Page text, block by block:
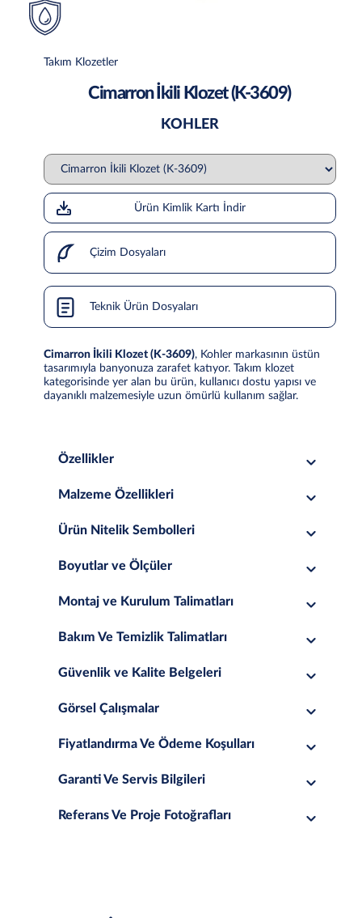
Takım Klozetler
Cimarron İkili Klozet (K-3609)
KOHLER
Ürün Kimlik Kartı İndir
Çizim Dosyaları
Teknik Ürün Dosyaları
Cimarron İkili Klozet (K-3609), Kohler markasının üstün
tasarımıyla banyonuza zarafet katıyor. Takım klozet
kategorisinde yer alan bu ürün, kullanıcı dostu yapısı ve
dayanıklı malzemesiyle uzun ömürlü kullanım sağlar.
Özellikler
Malzeme Özellikleri
Ürün Nitelik Sembolleri
Boyutlar ve Ölçüler
Montaj ve Kurulum Talimatları
Bakım Ve Temizlik Talimatları
Güvenlik ve Kalite Belgeleri
Görsel Çalışmalar
Fiyatlandırma Ve Ödeme Koşulları
Garanti Ve Servis Bilgileri
Referans Ve Proje Fotoğrafları